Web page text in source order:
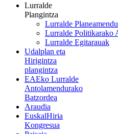
Lurralde
Plangintza
Lurralde
Lurralde Politikarako
Lurralde Egitarauak
Udalplan eta
Hirigintza
plangintza
EAEko Lurralde
Antolamendurako
Batzordea
Araudia
EuskalHiria
Kongresua